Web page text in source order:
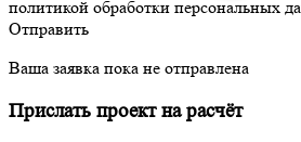
политикой обработки персональных
Отправить
Ваша заявка пока не отправлена
Прислать проект на расчёт